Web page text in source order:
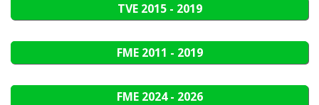
TVE 2015 - 2019
FME 2011 - 2019
FME 2024 - 2026